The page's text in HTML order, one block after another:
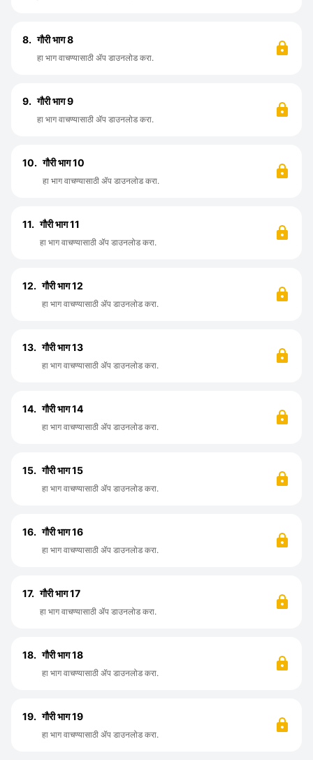
8. गौरी भाग 8
हा भाग वाचण्यासाठी ॲप डाउनलोड करा.
9. गौरी भाग 9
हा भाग वाचण्यासाठी ॲप डाउनलोड करा.
10. गौरी भाग 10
हा भाग वाचण्यासाठी ॲप डाउनलोड करा.
11. गौरी भाग 11
हा भाग वाचण्यासाठी ॲप डाउनलोड करा.
12. गौरी भाग 12
हा भाग वाचण्यासाठी ॲप डाउनलोड करा.
13. गौरी भाग 13
हा भाग वाचण्यासाठी ॲप डाउनलोड करा.
14. गौरी भाग 14
हा भाग वाचण्यासाठी ॲप डाउनलोड करा.
15. गौरी भाग 15
हा भाग वाचण्यासाठी ॲप डाउनलोड करा.
16. गौरी भाग 16
हा भाग वाचण्यासाठी ॲप डाउनलोड करा.
17. गौरी भाग 17
हा भाग वाचण्यासाठी ॲप डाउनलोड करा.
18. गौरी भाग 18
हा भाग वाचण्यासाठी ॲप डाउनलोड करा.
19. गौरी भाग 19
हा भाग वाचण्यासाठी ॲप डाउनलोड करा.